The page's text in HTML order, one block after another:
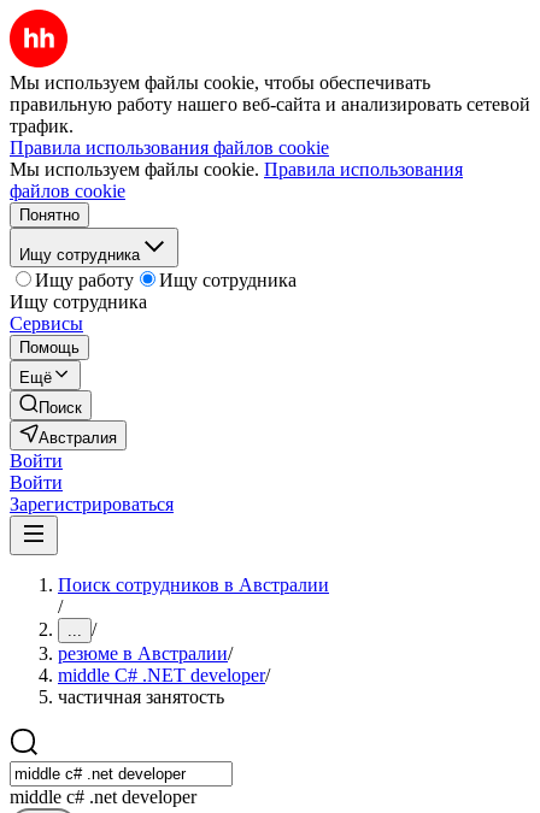
Мы используем файлы cookie, чтобы обеспечивать
правильную работу нашего веб-сайта и анализировать сетевой
трафик.
Правила использования файлов cookie
Мы используем файлы cookie. Правила использования
файлов cookie
Понятно
Ищу сотрудника
Ищу работу
Ищу сотрудника
Ищу сотрудника
Сервисы
Помощь
Ещё
Поиск
Австралия
Войти
Войти
Зарегистрироваться
Поиск сотрудников в Австралии
/
... /
резюме в Австралии/
middle C# .NET developer/
частичная занятость
middle c# .net developer